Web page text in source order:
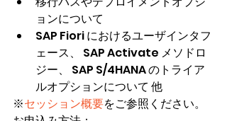
ョンについて
SAP Fiori におけるユーザインタフ
ェース、 SAP Activate メソドロ
ジー、 SAP S/4HANA のトライア
ルオプションについて 他
※セッション概要をご参照ください。